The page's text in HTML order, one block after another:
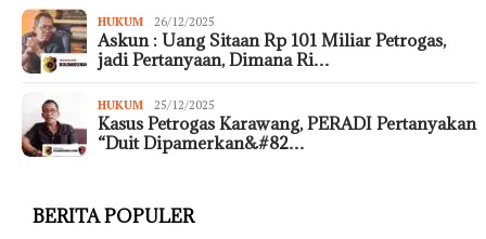
HUKUM 26/12/2025
Askun : Uang Sitaan Rp 101 Miliar Petrogas,
jadi Pertanyaan, Dimana Ri…
HUKUM 25/12/2025
Kasus Petrogas Karawang, PERADI Pertanyakan
“Duit Dipamerkan&#82…
BERITA POPULER